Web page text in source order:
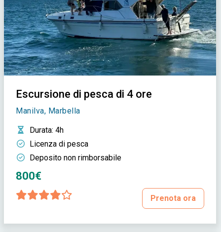
Escursione di pesca di 4 ore
Manilva, Marbella
Durata: 4h
Licenza di pesca
Deposito non rimborsabile
800€
Prenota ora